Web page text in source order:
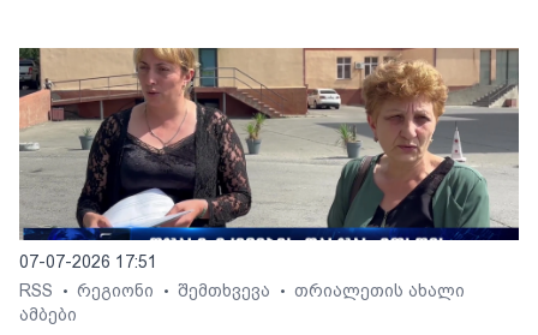
07-07-2026 17:51
RSS
• რეგიონი • შემთხვევა • თრიალეთის ახალი
ამბები